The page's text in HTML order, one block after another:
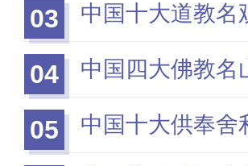
03 中国十大道教名
04 中国四大佛教名
05 中国十大供奉舍